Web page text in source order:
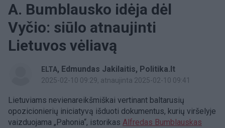
A. Bumblausko idėja dėl
Vyčio: siūlo atnaujinti
Lietuvos vėliavą
ELTA, Edmundas Jakilaitis, Politika.lt
2025-02-10 09:29, atnaujinta 2025-02-10 09:41
Lietuviams nevienareikšmiškai vertinant baltarusių
opozicionierių iniciatyvą išduoti dokumentus, kurių viršelyje
vaizduojama „Pahonia“, istorikas Alfredas Bumblauskas